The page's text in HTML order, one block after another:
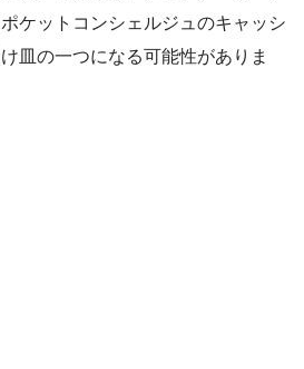
ケットコンシェルジュのキャッシ
皿の一つになる可能性がありま